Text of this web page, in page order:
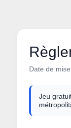
Date de
Jeu